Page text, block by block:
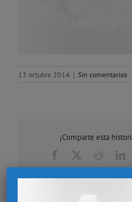
13 octubre 2014 | Sin comentarios
¡Comparte esta
Facebook Reddit